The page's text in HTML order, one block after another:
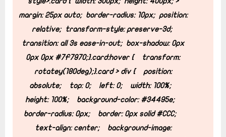
margin: 25px auto;border-radius: 10px;position:
relative;transform-style: preserve-3d;
transition: all 3s ease-in-out;box-shadow: 0px
0px 0px #7F7970;}.card:hover {transform:
rotatey(180deg);}.card > div {position:
absolute;top: 0;left: 0;width: 100%;
height: 100%;background-color: #34495e;
border-radius: 0px;border: 0px solid #CCC;
text-align: center;background-image: